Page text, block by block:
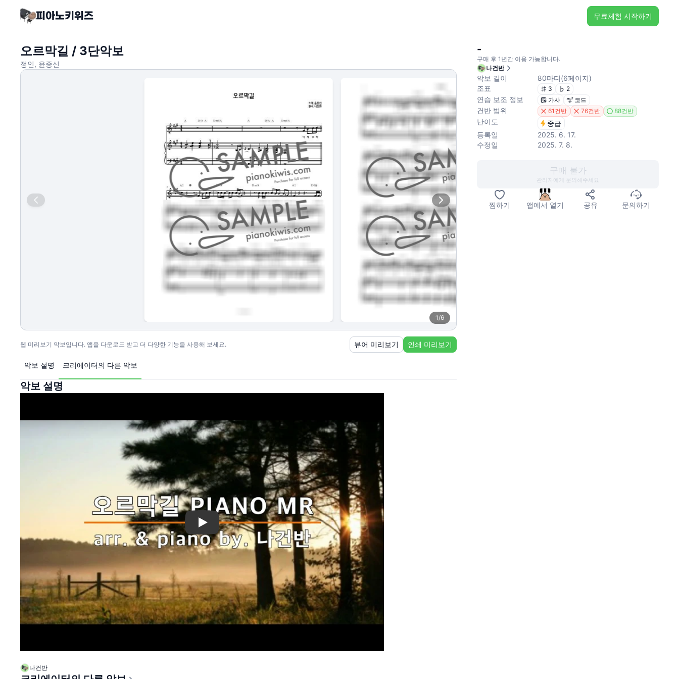
무료체험 시작하기
오르막길 / 3단악보
정인, 윤종신
1/6
웹 미리보기 악보입니다. 앱을 다운로드 받고 더 다양한 기능을 사용해 보세요. 뷰어 미리보기 인쇄 미리보기
악보 설명 크리에이터의 다른 악보
악보 설명
Play
나건반
-
구매 후 1년간 이용 가능합니다.
나건반
악보 길이 80마디(6페이지)
조표
3 2
연습 보조 정보 가사 코드
건반 범위 61건반 76건반 88건반
난이도
중급
등록일
2025. 6. 17.
수정일
2025. 7. 8.
구매 불가
관리자에게 문의해주세요
찜하기 앱에서 열기 공유 문의하기